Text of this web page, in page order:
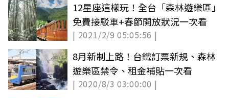
12星座這樣玩！全台「森林遊樂區」
免費接駁車+春節開放狀況一次看
| 2021/2/9 05:05:56 |
8月新制上路！台鐵訂票新規、森林
遊樂區禁令、租金補貼一次看
| 2020/8/3 03:00:00 |